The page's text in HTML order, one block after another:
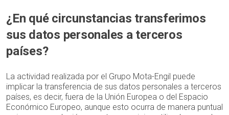
¿En qué circunstancias transferimos
sus datos personales a terceros
países?
La actividad realizada por el Grupo Mota-Engil puede
implicar la transferencia de sus datos personales a terceros
países, es decir, fuera de la Unión Europea o del Espacio
Económico Europeo, aunque esto ocurra de manera puntual